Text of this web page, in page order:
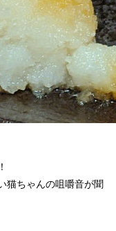
猫ちゃんの咀嚼音が聞